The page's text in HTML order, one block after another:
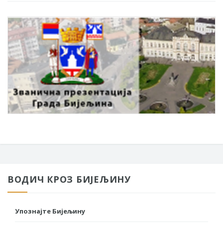
ВОДИЧ КРОЗ БИЈЕЉИНУ
Упознајте Бијељину